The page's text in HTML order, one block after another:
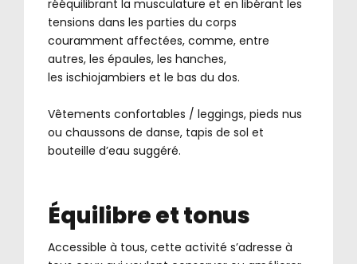
rééquilibrant la musculature et en libérant les
tensions dans les parties du corps
couramment affectées, comme, entre
autres, les épaules, les hanches,
les ischiojambiers et le bas du dos.
Vêtements confortables / leggings, pieds nus
ou chaussons de danse, tapis de sol et
bouteille d’eau suggéré.
Équilibre et tonus
Accessible à tous, cette activité s’adresse à